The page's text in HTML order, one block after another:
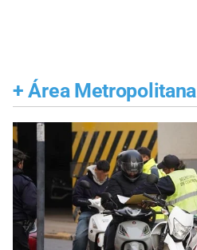
+ Área Metropolitana